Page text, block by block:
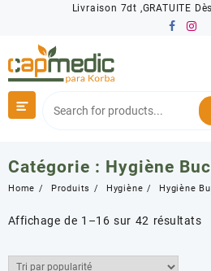
Livraison 7dt ,GRATUITE
Catégorie : Hygiène
Home Produits Hygiène Hygiène
Affichage de 1–16 sur 42 résultats